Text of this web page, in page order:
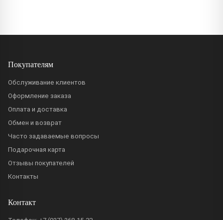
Покупателям
Обслуживание клиентов
Оформление заказа
Оплата и доставка
Обмен и возврат
Часто задаваемые вопросы
Подарочная карта
Отзывы покупателей
Контакты
Контакт